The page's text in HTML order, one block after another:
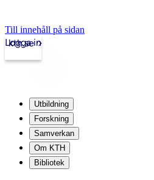
Till innehåll på sidan
kth.se
Logga in
Utbildning
Forskning
Samverkan
Om KTH
Bibliotek